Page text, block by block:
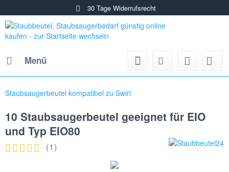
30 Tage Widerrufsrecht
Menü
Staubsaugerbeutel kompatibel zu Swirl
10 Staubsaugerbeutel geeignet für EIO
und Typ EIO80
(1)